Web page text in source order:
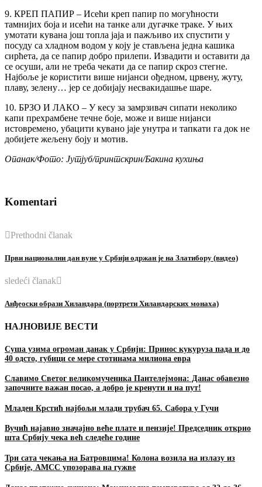
9. КРЕП ПАПИР – Исећи креп папир по могућности
тамнијих боја и исећи на танке али дугачке траке. У њих
умотати кувана још топла јаја и пажљиво их спустити у
посуду са хладном водом у коју је стављена једна кашика
сирћета, да се папир добро прилепи. Извадити и оставити да
се осуши, али не треба чекати да се папир скроз стегне.
Најбоље је користити више нијанси ођедном, црвену, жуту,
плаву, зелену… јер се добијају несвакидашње шаре.
10. БРЗО И ЛАКО – У кесу за замрзивач сипати неколико
капи прехрамбене течне боје, може и више нијанси
истовремено, убацити кувано јаје унутра и тапкати га док не
добијете жељену боју и мотив.
Опанак/Фото: Јутјуб/принтскрин/Бакина кухиња
Komentari
Prethodni članak
Први национални дан вуне у Србији одржан је на Златибору (видео)
sledeći članak
Анђеоски образи Хиландара (портрети Хиландарских монаха)
НАЈНОВИЈЕ ВЕСТИ
Суша узима огроман данак у Србији: Принос кукуруза пада и до
40 одсто, губици се мере стотинама милиона евра
Славимо Светог великомученика Пантелејмона: Данас обавезно
започните важан посао, а добро је кренути и на пут!
Младен Крстић најбољи млади трубач 65. Сабора у Гучи
Вучић најавио значајно веће плате и пензије! Председник открио
шта Србију чека већ следеће године
Три сата чекања на Батровцима! Колона возила на излазу из
Србије, АМСС упозорава на гужве